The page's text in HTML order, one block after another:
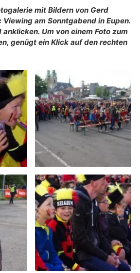
mit Bildern von Gerd
Viewing am Sonntgabend in Eupen.
Um von einem Foto zum
genügt ein Klick auf den rechten